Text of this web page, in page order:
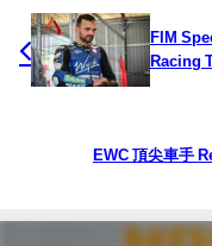
FIM
Racing
EWC 頂尖車手